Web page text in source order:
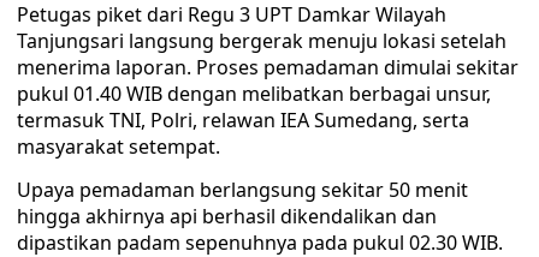
Petugas piket dari Regu 3 UPT Damkar Wilayah
Tanjungsari langsung bergerak menuju lokasi setelah
menerima laporan. Proses pemadaman dimulai sekitar
pukul 01.40 WIB dengan melibatkan berbagai unsur,
termasuk TNI, Polri, relawan IEA Sumedang, serta
masyarakat setempat.
Upaya pemadaman berlangsung sekitar 50 menit
hingga akhirnya api berhasil dikendalikan dan
dipastikan padam sepenuhnya pada pukul 02.30 WIB.